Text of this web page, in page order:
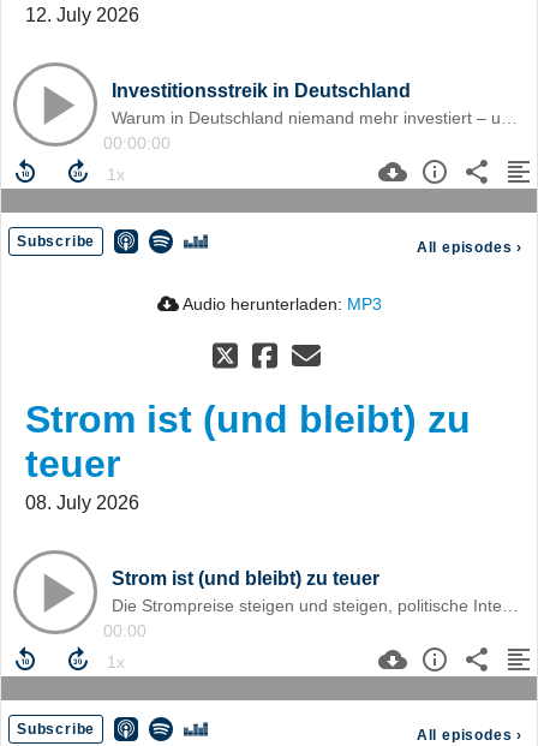
12. July 2026
Investitionsstreik in Deutschland
00:00:00
Subscribe All episodes ›
Audio herunterladen: MP3
Strom ist (und bleibt) zu
teuer
08. July 2026
Strom ist (und bleibt) zu teuer
00:00
Subscribe All episodes ›